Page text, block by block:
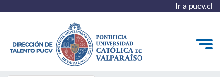
Ir a pucv.cl